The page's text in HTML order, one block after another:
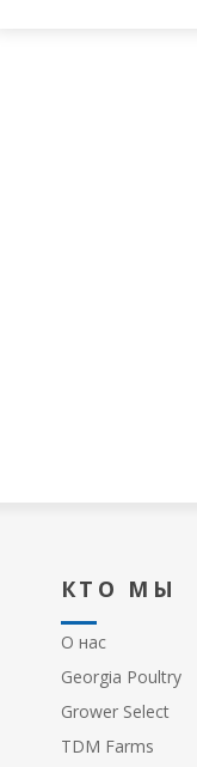
КТО МЫ
О нас
Georgia Poultry
Grower Select
TDM Farms